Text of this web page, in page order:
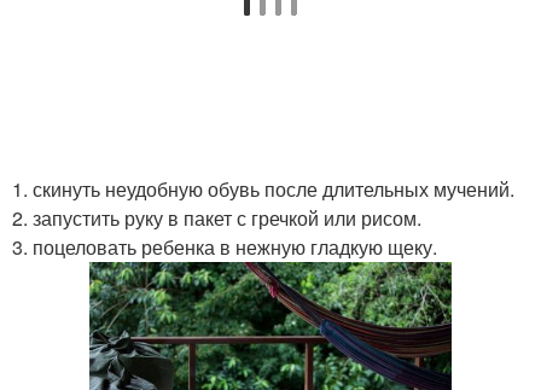
1. скинуть неудобную обувь после длительных мучений.
2. запустить руку в пакет с гречкой или рисом.
3. поцеловать ребенка в нежную гладкую щеку.